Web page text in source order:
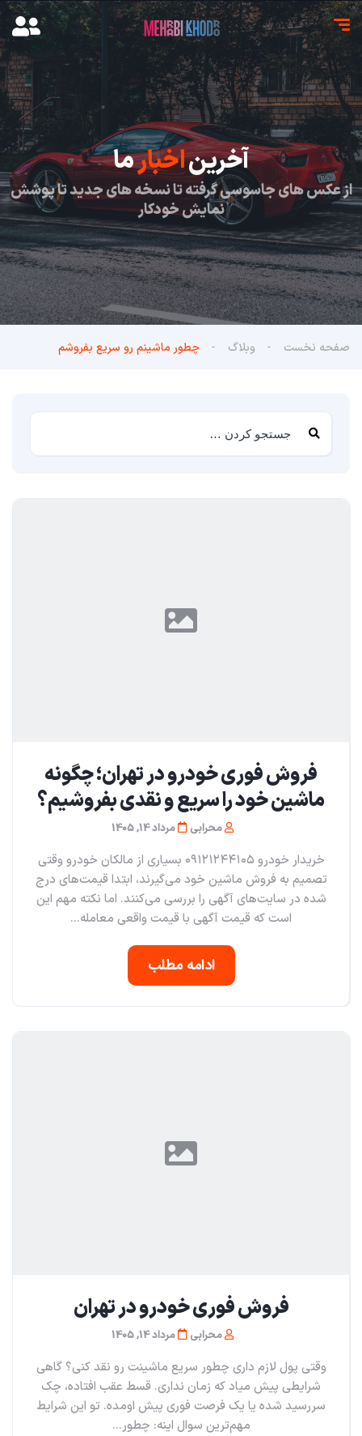
آخریناخبارما
از عکس های جاسوسی گرفته تا نسخه های جدید تا پوشش
نمایش خودکار
صفحه نخست وبلاگ چطور ماشینم رو سریع بفروشم
فروش فوری خودرو در تهران؛ چگونه
ماشین خود را سریع و نقدی بفروشیم؟
محرابی مرداد 14, 1405
خریدار خودرو ۰۹۱۲۱۲۴۴۱۰۵ بسیاری از مالکان خودرو وقتی
تصمیم به فروش ماشین خود می‌گیرند، ابتدا قیمت‌های درج
شده در سایت‌های آگهی را بررسی می‌کنند. اما نکته مهم این
است که قیمت آگهی با قیمت واقعی معامله...
ادامه مطلب
فروش فوری خودرو در تهران
محرابی مرداد 14, 1405
وقتی پول لازم داری چطور سریع ماشینت رو نقد کنی؟ گاهی
شرایطی پیش میاد که زمان نداری. قسط عقب افتاده، چک
سررسید شده یا یک فرصت فوری پیش اومده. تو این شرایط
مهم‌ترین سوال اینه: چطور...